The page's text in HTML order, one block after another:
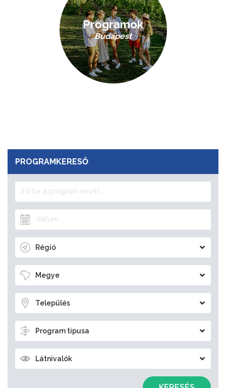
Programok
Budapest
PROGRAMKERESŐ
Régió
Megye
Település
Program típusa
Látnivalók